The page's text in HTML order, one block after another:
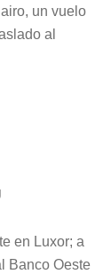
un vuelo
al
en Luxor; a
Banco Oeste